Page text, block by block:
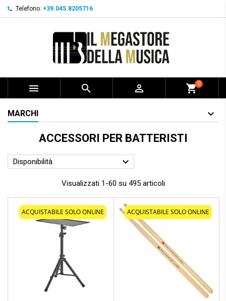
Telefono: +39.045.8205716
   shopping_cart0
MARCHI
ACCESSORI PER BATTERISTI
Disponibilità 
Visualizzati 1-60 su 495 articoli
ACQUISTABILE SOLO ONLINE ACQUISTABILE SOLO ONLINE